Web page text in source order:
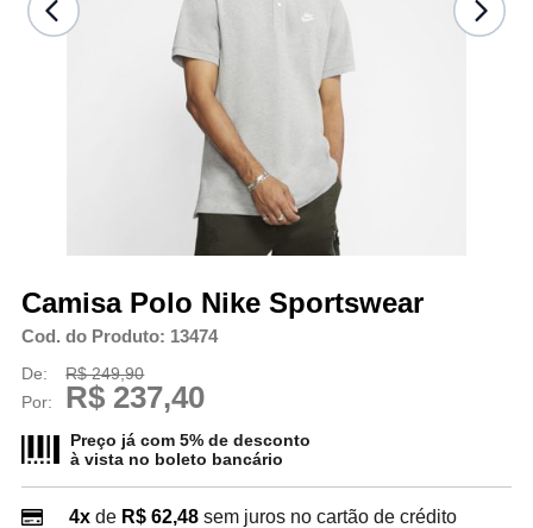
Camisa Polo Nike Sportswear
Cod. do Produto: 13474
De:
R$ 249,90
Por:
R$ 237,40
Preço já com 5% de desconto
à vista no boleto bancário
4xde R$ 62,48 sem juros no cartão de crédito